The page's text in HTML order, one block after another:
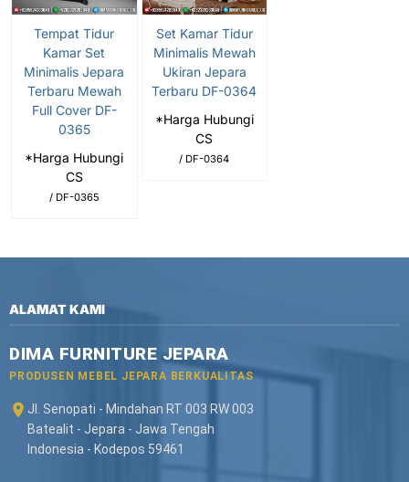
Tempat Tidur
Kamar Set
Minimalis Jepara
Terbaru Mewah
Full Cover DF-
0365
*Harga Hubungi
CS
/ DF-0365
Set Kamar Tidur
Minimalis Mewah
Ukiran Jepara
Terbaru DF-0364
*Harga Hubungi
CS
/ DF-0364
ALAMAT KAMI
DIMA FURNITURE JEPARA
PRODUSEN MEBEL JEPARA BERKUALITAS
Jl. Senopati - Mindahan RT 003 RW 003
Batealit - Jepara - Jawa Tengah
Indonesia - Kodepos 59461